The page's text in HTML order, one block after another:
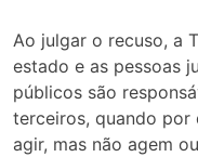
Ao julgar o recuso, a
estado e as pessoas
públicos são
terceiros, quando por
agir, mas não agem